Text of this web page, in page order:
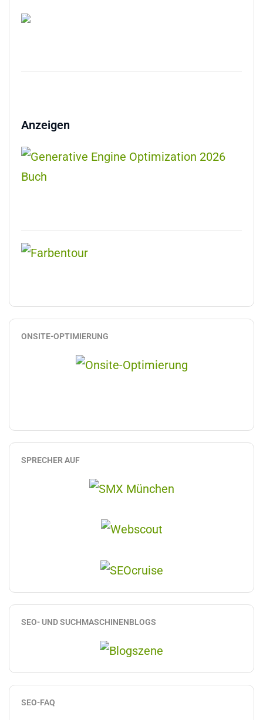
Anzeigen
ONSITE-OPTIMIERUNG
SPRECHER AUF
SEO- UND SUCHMASCHINENBLOGS
SEO-FAQ